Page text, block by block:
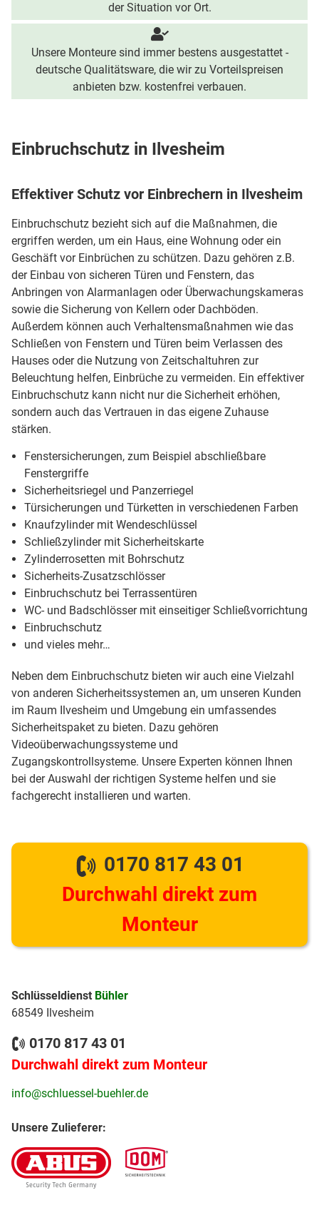
der Situation vor Ort.
Unsere Monteure sind immer bestens ausgestattet -
deutsche Qualitätsware, die wir zu Vorteilspreisen
anbieten bzw. kostenfrei verbauen.
Einbruchschutz in Ilvesheim
Effektiver Schutz vor Einbrechern in Ilvesheim
Einbruchschutz bezieht sich auf die Maßnahmen, die
ergriffen werden, um ein Haus, eine Wohnung oder ein
Geschäft vor Einbrüchen zu schützen. Dazu gehören z.B.
der Einbau von sicheren Türen und Fenstern, das
Anbringen von Alarmanlagen oder Überwachungskameras
sowie die Sicherung von Kellern oder Dachböden.
Außerdem können auch Verhaltensmaßnahmen wie das
Schließen von Fenstern und Türen beim Verlassen des
Hauses oder die Nutzung von Zeitschaltuhren zur
Beleuchtung helfen, Einbrüche zu vermeiden. Ein effektiver
Einbruchschutz kann nicht nur die Sicherheit erhöhen,
sondern auch das Vertrauen in das eigene Zuhause
stärken.
Fenstersicherungen, zum Beispiel abschließbare
Fenstergriffe
Sicherheitsriegel und Panzerriegel
Türsicherungen und Türketten in verschiedenen Farben
Knaufzylinder mit Wendeschlüssel
Schließzylinder mit Sicherheitskarte
Zylinderrosetten mit Bohrschutz
Sicherheits-Zusatzschlösser
Einbruchschutz bei Terrassentüren
WC- und Badschlösser mit einseitiger Schließvorrichtung
Einbruchschutz
und vieles mehr…
Neben dem Einbruchschutz bieten wir auch eine Vielzahl
von anderen Sicherheitssystemen an, um unseren Kunden
im Raum Ilvesheim und Umgebung ein umfassendes
Sicherheitspaket zu bieten. Dazu gehören
Videoüberwachungssysteme und
Zugangskontrollsysteme. Unsere Experten können Ihnen
bei der Auswahl der richtigen Systeme helfen und sie
fachgerecht installieren und warten.
0170 817 43 01
Durchwahl direkt zum
Monteur
Schlüsseldienst Bühler
68549 Ilvesheim
0170 817 43 01
Durchwahl direkt zum Monteur
info@schluessel-buehler.de
Unsere Zulieferer: